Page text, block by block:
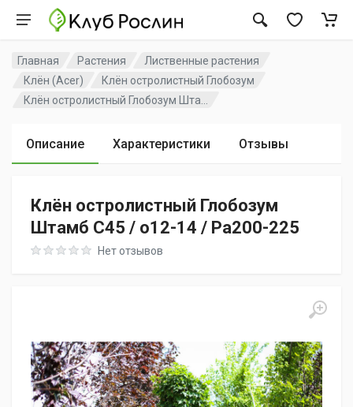
Главная Растения
Лиственные растения
Клён (Acer)
Клён остролистный Глобозум
Клён остролистный Глобозум Шта...
Описание Характеристики Отзывы
Клён остролистный Глобозум
Штамб C45 / o12-14 / Pa200-225
Rating: 0 out of 5Нет отзывов